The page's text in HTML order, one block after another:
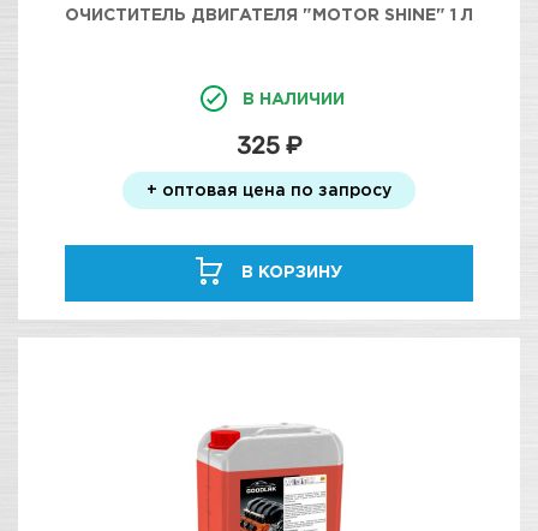
ОЧИСТИТЕЛЬ ДВИГАТЕЛЯ "MOTOR SHINE" 1 Л
В НАЛИЧИИ
325 ₽
+ оптовая цена по запросу
В КОРЗИНУ